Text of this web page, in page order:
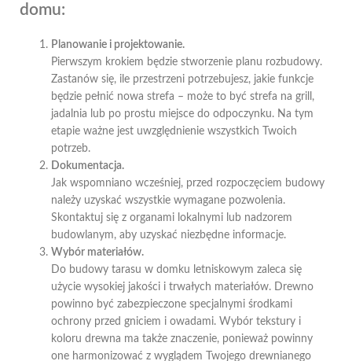
domu:
Planowanie i projektowanie.
Pierwszym krokiem będzie stworzenie planu rozbudowy.
Zastanów się, ile przestrzeni potrzebujesz, jakie funkcje
będzie pełnić nowa strefa – może to być strefa na grill,
jadalnia lub po prostu miejsce do odpoczynku. Na tym
etapie ważne jest uwzględnienie wszystkich Twoich
potrzeb.
Dokumentacja.
Jak wspomniano wcześniej, przed rozpoczęciem budowy
należy uzyskać wszystkie wymagane pozwolenia.
Skontaktuj się z organami lokalnymi lub nadzorem
budowlanym, aby uzyskać niezbędne informacje.
Wybór materiałów.
Do budowy tarasu w domku letniskowym zaleca się
użycie wysokiej jakości i trwałych materiałów. Drewno
powinno być zabezpieczone specjalnymi środkami
ochrony przed gniciem i owadami. Wybór tekstury i
koloru drewna ma także znaczenie, ponieważ powinny
one harmonizować z wyglądem Twojego drewnianego